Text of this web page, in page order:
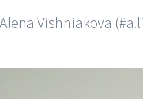
Vishniakova